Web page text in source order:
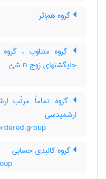
گروه هم‌اثر
گروه متناوب ،
جایگشتهای زوج n شئ
گروه تماماً مرتّب
ارشمیدسی
group
گروه کالبدی حسابی